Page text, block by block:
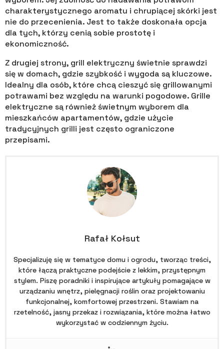
charakterystycznego aromatu i chrupiącej skórki jest
nie do przecenienia. Jest to także doskonała opcja
dla tych, którzy cenią sobie prostotę i
ekonomiczność.
Z drugiej strony, grill elektryczny świetnie sprawdzi
się w domach, gdzie szybkość i wygoda są kluczowe.
Idealny dla osób, które chcą cieszyć się grillowanymi
potrawami bez względu na warunki pogodowe. Grille
elektryczne są również świetnym wyborem dla
mieszkańców apartamentów, gdzie użycie
tradycyjnych grilli jest często ograniczone
przepisami.
Rafał Kołsut
Specjalizuję się w tematyce domu i ogrodu, tworząc treści,
które łączą praktyczne podejście z lekkim, przystępnym
stylem. Piszę poradniki i inspirujące artykuły pomagające w
urządzaniu wnętrz, pielęgnacji roślin oraz projektowaniu
funkcjonalnej, komfortowej przestrzeni. Stawiam na
rzetelność, jasny przekaz i rozwiązania, które można łatwo
wykorzystać w codziennym życiu.